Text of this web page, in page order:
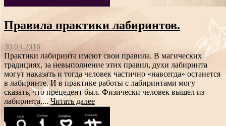
Правила практики лабиринтов.
30.03.2016
Практики лабиринта имеют свои правила. В магических
традициях, за невыполнение этих правил, духи лабиринта
могут наказать и тогда человек частично «навсегда» останется
в лабиринте. И в практике работы с лабиринтами могу
сказать, что прецедент был. Физически человек вышел из
лабиринта,...Читать далее